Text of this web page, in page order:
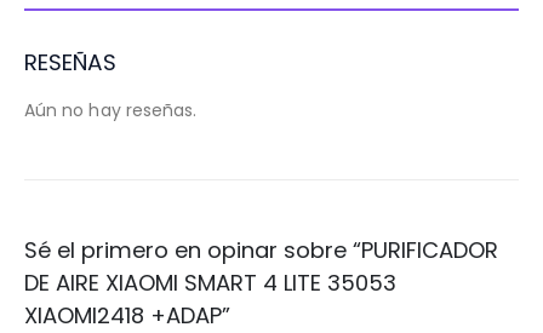
RESEÑAS
Aún no hay reseñas.
Sé el primero en opinar sobre “PURIFICADOR
DE AIRE XIAOMI SMART 4 LITE 35053
XIAOMI2418 +ADAP”